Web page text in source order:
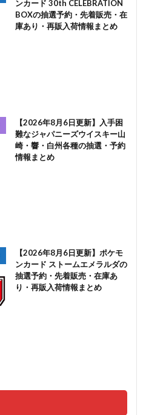
ンカード 30th CELEBRATION
BOXの抽選予約・先着販売・在
庫あり・再販入荷情報まとめ
【2026年8月6日更新】入手困
難なジャパニーズウイスキー山
崎・響・白州各種の抽選・予約
情報まとめ
【2026年8月6日更新】ポケモ
ンカード ストームエメラルダの
抽選予約・先着販売・在庫あ
り・再販入荷情報まとめ